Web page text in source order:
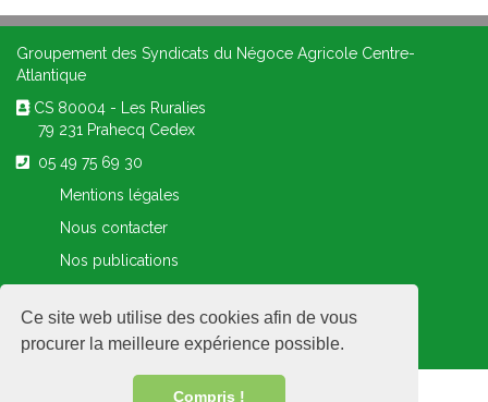
Ce site web utilise des cookies afin de vous
procurer la meilleure expérience possible.
Compris !
Groupement des Syndicats du Négoce Agricole Centre-
Atlantique
CS 80004 - Les Ruralies
79 231 Prahecq Cedex
05 49 75 69 30
Mentions légales
Nous contacter
Nos publications